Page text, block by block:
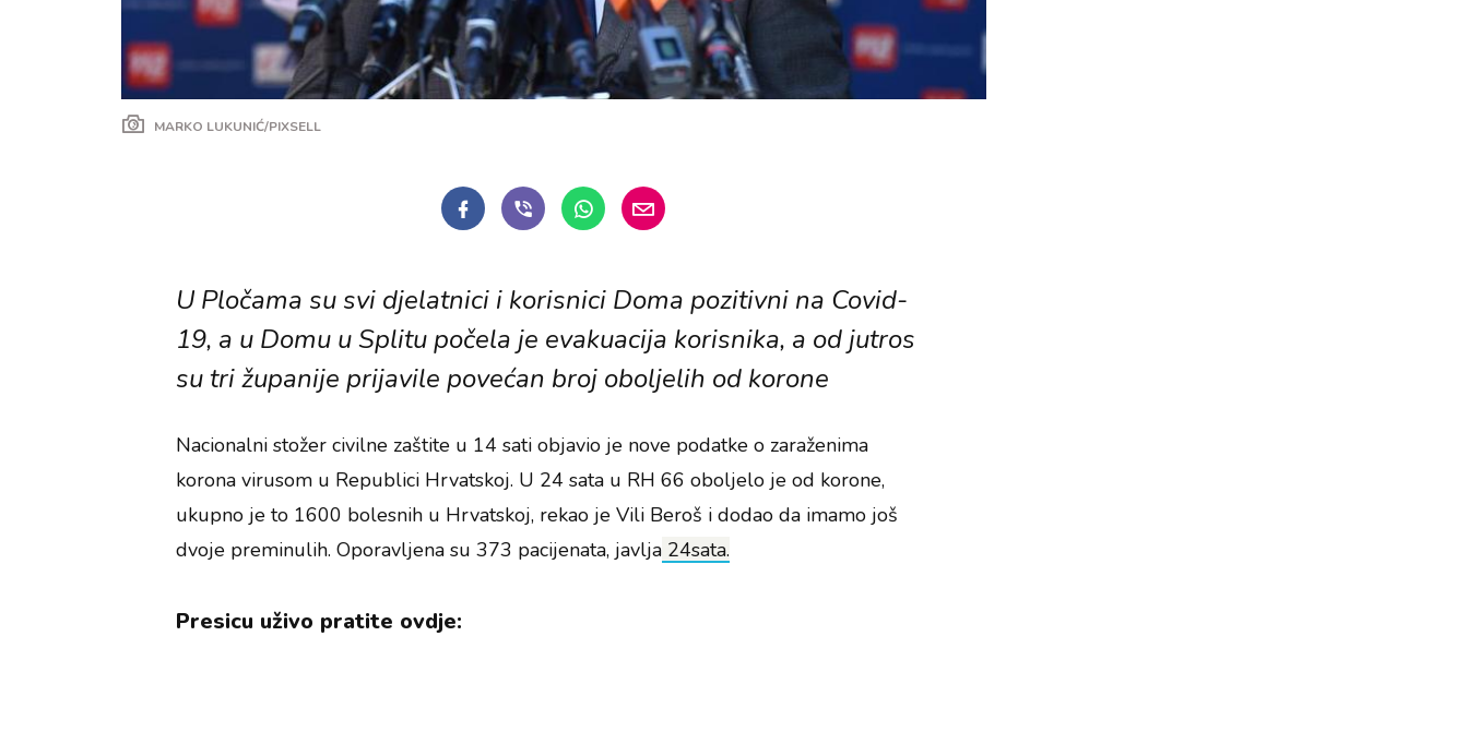
MARKO LUKUNIĆ/PIXSELL
U Pločama su svi djelatnici i korisnici Doma pozitivni na Covid-
19, a u Domu u Splitu počela je evakuacija korisnika, a od jutros
su tri županije prijavile povećan broj oboljelih od korone
Nacionalni stožer civilne zaštite u 14 sati objavio je nove podatke o zaraženima
korona virusom u Republici Hrvatskoj. U 24 sata u RH 66 oboljelo je od korone,
ukupno je to 1600 bolesnih u Hrvatskoj, rekao je Vili Beroš i dodao da imamo još
dvoje preminulih. Oporavljena su 373 pacijenata, javlja 24sata.
Presicu uživo pratite ovdje: